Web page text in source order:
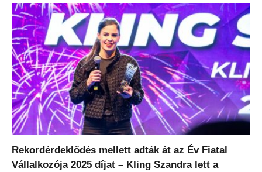
Rekordérdeklődés mellett adták át az Év Fiatal
Vállalkozója 2025 díjat – Kling Szandra lett a